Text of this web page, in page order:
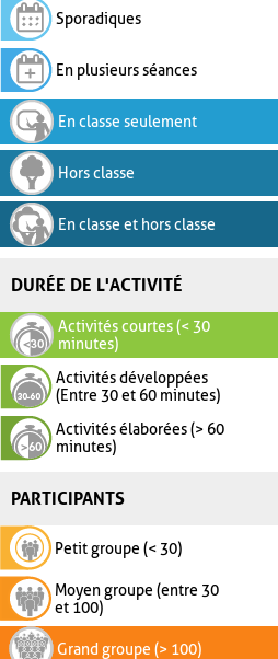
Sporadiques
En plusieurs séances
En classe seulement
Hors classe
En classe et hors classe
DURÉE DE L'ACTIVITÉ
Activités courtes (< 30
minutes)
Activités développées
(Entre 30 et 60 minutes)
Activités élaborées (> 60
minutes)
PARTICIPANTS
Petit groupe (< 30)
Moyen groupe (entre 30
et 100)
Grand groupe (> 100)